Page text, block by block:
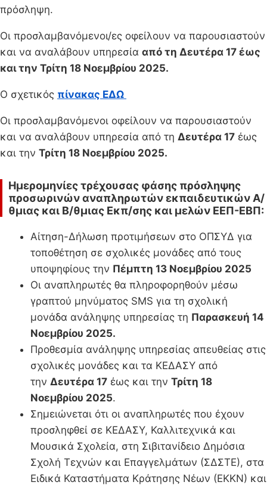
πρόσληψη.
Οι προσλαμβανόμενοι/ες οφείλουν να παρουσιαστούν
και να αναλάβουν υπηρεσία από τη Δευτέρα 17 έως
και την Τρίτη 18 Νοεμβρίου 2025.
Ο σχετικός πίνακας ΕΔΩ
Οι προσλαμβανόμενοι οφείλουν να παρουσιαστούν
και να αναλάβουν υπηρεσία από τη Δευτέρα 17 έως
και την Τρίτη 18 Νοεμβρίου 2025.
Ημερομηνίες τρέχουσας φάσης πρόσληψης
προσωρινών αναπληρωτών εκπαιδευτικών Α/
θμιας και Β/θμιας Εκπ/σης και μελών ΕΕΠ-ΕΒΠ:
Αίτηση-Δήλωση προτιμήσεων στο ΟΠΣΥΔ για
τοποθέτηση σε σχολικές μονάδες από τους
υποψηφίους την Πέμπτη 13 Νοεμβρίου 2025
Οι αναπληρωτές θα πληροφορηθούν μέσω
γραπτού μηνύματος SMS για τη σχολική
μονάδα ανάληψης υπηρεσίας τη Παρασκευή 14
Νοεμβρίου 2025.
Προθεσμία ανάληψης υπηρεσίας απευθείας στις
σχολικές μονάδες και τα ΚΕΔΑΣΥ από
την Δευτέρα 17 έως και την Τρίτη 18
Νοεμβρίου 2025.
Σημειώνεται ότι οι αναπληρωτές που έχουν
προσληφθεί σε ΚΕΔΑΣΥ, Καλλιτεχνικά και
Μουσικά Σχολεία, στη Σιβιτανίδειο Δημόσια
Σχολή Τεχνών και Επαγγελμάτων (ΣΔΣΤΕ), στα
Ειδικά Καταστήματα Κράτησης Νέων (ΕΚΚΝ) και